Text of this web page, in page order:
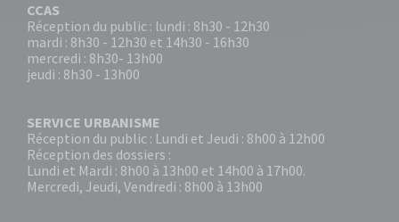
CCAS
Réception du public : lundi : 8h30 - 12h30
mardi : 8h30 - 12h30 et 14h30 - 16h30
mercredi : 8h30- 13h00
jeudi : 8h30 - 13h00
SERVICE URBANISME
Réception du public : Lundi et Jeudi : 8h00 à 12h00
Réception des dossiers :
Lundi et Mardi : 8h00 à 13h00 et 14h00 à 17h00.
Mercredi, Jeudi, Vendredi : 8h00 à 13h00